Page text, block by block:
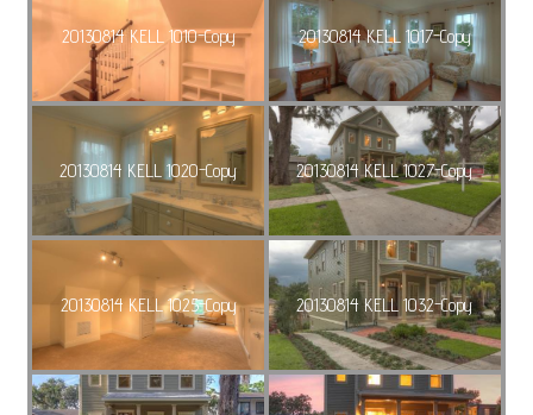
20130814 KELL 1010-Copy 20130814 KELL 1017-Copy
20130814 KELL 1020-Copy 20130814 KELL 1027-Copy
20130814 KELL 1025-Copy 20130814 KELL 1032-Copy